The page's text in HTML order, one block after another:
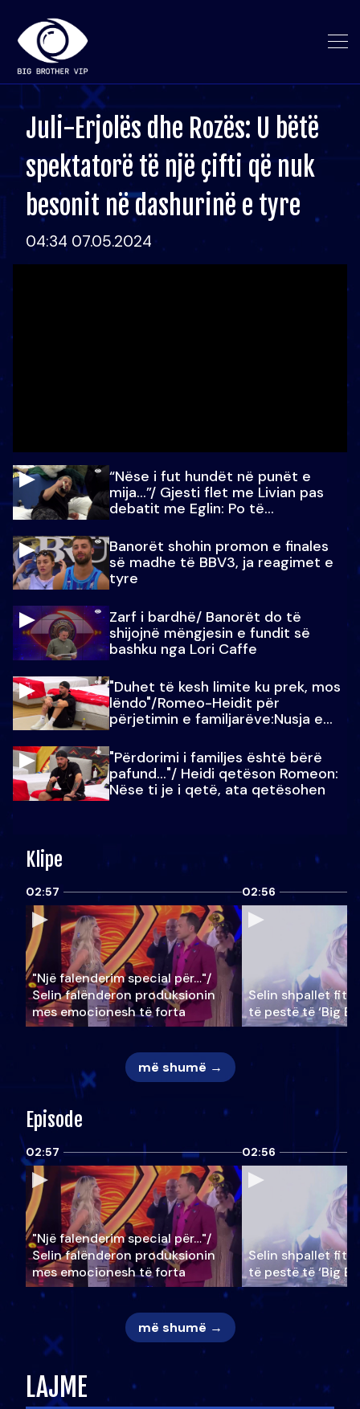
Juli-Erjolës dhe Rozës: U bëtë
spektatorë të një çifti që nuk
besonit në dashurinë e tyre
04:34 07.05.2024
“Nëse i fut hundët në punët e
mija…”/ Gjesti flet me Livian pas
debatit me Eglin: Po të
Banorët shohin promon e finales
së madhe të BBV3, ja reagimet e
tyre
Zarf i bardhë/ Banorët do të
shijojnë mëngjesin e fundit së
bashku nga Lori Caffe
"Duhet të kesh limite ku prek, mos
lëndo"/Romeo-Heidit për
përjetimin e familjarëve:Nusja e
"Përdorimi i familjes është bërë
pafund…"/ Heidi qetëson Romeon:
Nëse ti je i qetë, ata qetësohen
Klipe
02:57
"Një falenderim special për…"/
Selin falënderon produksionin
mes emocionesh të forta
02:56
Selin shpallet
të pestë të ‘Big
më shumë →
Episode
02:57
"Një falenderim special për…"/
Selin falënderon produksionin
mes emocionesh të forta
02:56
Selin shpallet
të pestë të ‘Big
më shumë →
LAJME